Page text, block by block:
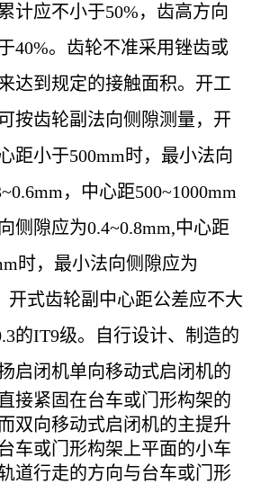
计应不小于50%，齿高方向
40%。齿轮不准采用锉齿或
达到规定的接触面积。开工
按齿轮副法向侧隙测量，开
距小于500mm时，最小法向
，中心距500~1000mm
侧隙应为0.4~0.8mm,中心距
时，最小法向侧隙应为
开式齿轮副中心距公差应不大
的IT9级。自行设计、制造的
启闭机单向移动式启闭机的
接紧固在台车或门形构架的
双向移动式启闭机的主提升
车或门形构架上平面的小车
道行走的方向与台车或门形